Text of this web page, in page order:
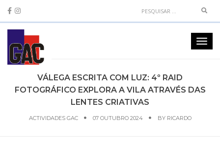
VÁLEGA ESCRITA COM LUZ: 4º RAID
FOTOGRÁFICO EXPLORA A VILA ATRAVÉS DAS
LENTES CRIATIVAS
ACTIVIDADES GAC 07 OUTUBRO 2024 BY RICARDO